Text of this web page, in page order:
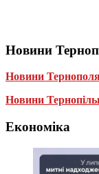
Новини
Новини
Новини
Економіка